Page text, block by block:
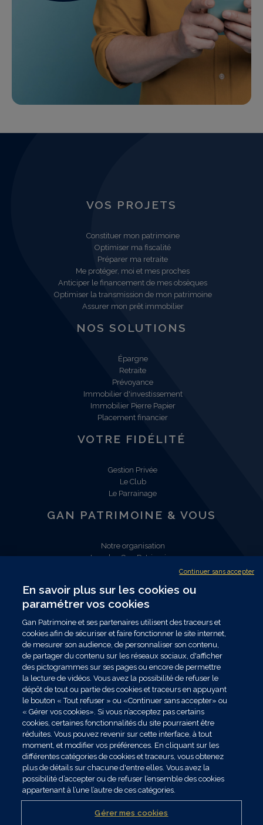
VOS PROJETS
Constituer mon patrimoine
Optimiser ma fiscalité
Préparer ma retraite
Me protéger, moi et mes proches
Anticiper le financement de mes obsèques
Optimiser la transmission de mon patrimoine
Assurer mon prêt immobilier
NOS SOLUTIONS
Épargne
Retraite
Prévoyance
Immobilier d'investissement
Immobilier Pierre Papier
Placement financier
VOTRE FIDÉLITÉ
Gestion Privée
Le Club
Le Parrainage
GAN PATRIMOINE & VOUS
Notre organisation
Les plus Gan Patrimoine
Trouver un conseiller
Les données collectées par Gan Patrimoine, nécessaires au traitement de votre
demande dans le cadre de nos relations commerciales ou contractuelles, sont
exclusivement destinées à nos services internes. Vous disposez de droits sur ces
données que vous pouvez exercer en vous adressant par mail à
contact.drpo@ganpatrimoine.fr ou par courrier postal à Gan Patrimoine -
Correspondant Relais Informatique et Libertés - 150 Rue d'Athènes - CS30022 -
59777 Euralille. Toutes informations complémentaires sur les traitements de
données mis en oeuvre sont disponibles sur notre Politique de protection des
données et notre Politique cookies accessibles en ligne. Lire toutes les mentions
légales de Gan Patrimoine.
© Ce site est proposé par Gan Patrimoine. Une réalisation Celuga.fr
Votre connexion à votre espace client évolue
Comment rattacher plusieurs numéros clients ?
En savoir plus sur les cookies ou
paramétrer vos cookies
Gan Patrimoine et ses partenaires utilisent des traceurs et
cookies afin de sécuriser et faire fonctionner le site internet,
de mesurer son audience, de personnaliser son contenu,
de partager du contenu sur les réseaux sociaux, d'afficher
des pictogrammes sur ses pages ou encore de permettre
la lecture de vidéos. Vous avez la possibilité de refuser le
dépôt de tout ou partie des cookies et traceurs en appuyant
le bouton « Tout refuser » ou «Continuer sans accepter» ou
« Gérer vos cookies». Si vous n’acceptez pas certains
cookies, certaines fonctionnalités du site pourraient être
réduites. Vous pouvez revenir sur cette interface, à tout
moment, et modifier vos préférences. En cliquant sur les
différentes catégories de cookies et traceurs, vous obtenez
plus de détails sur chacune d'entre elles. Vous avez la
possibilité d’accepter ou de refuser l’ensemble des cookies
appartenant à l’une l’autre de ces catégories.
Gérer mes cookies
Continuer sans accepter